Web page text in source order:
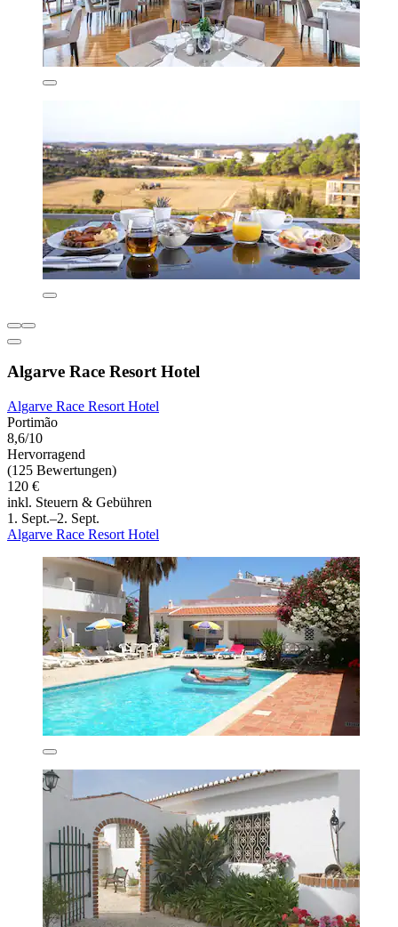
Algarve Race Resort Hotel
Algarve Race Resort Hotel
Portimão
8,6/10
Hervorragend
(125 Bewertungen)
120 €
inkl. Steuern & Gebühren
1. Sept.–2. Sept.
Algarve Race Resort Hotel